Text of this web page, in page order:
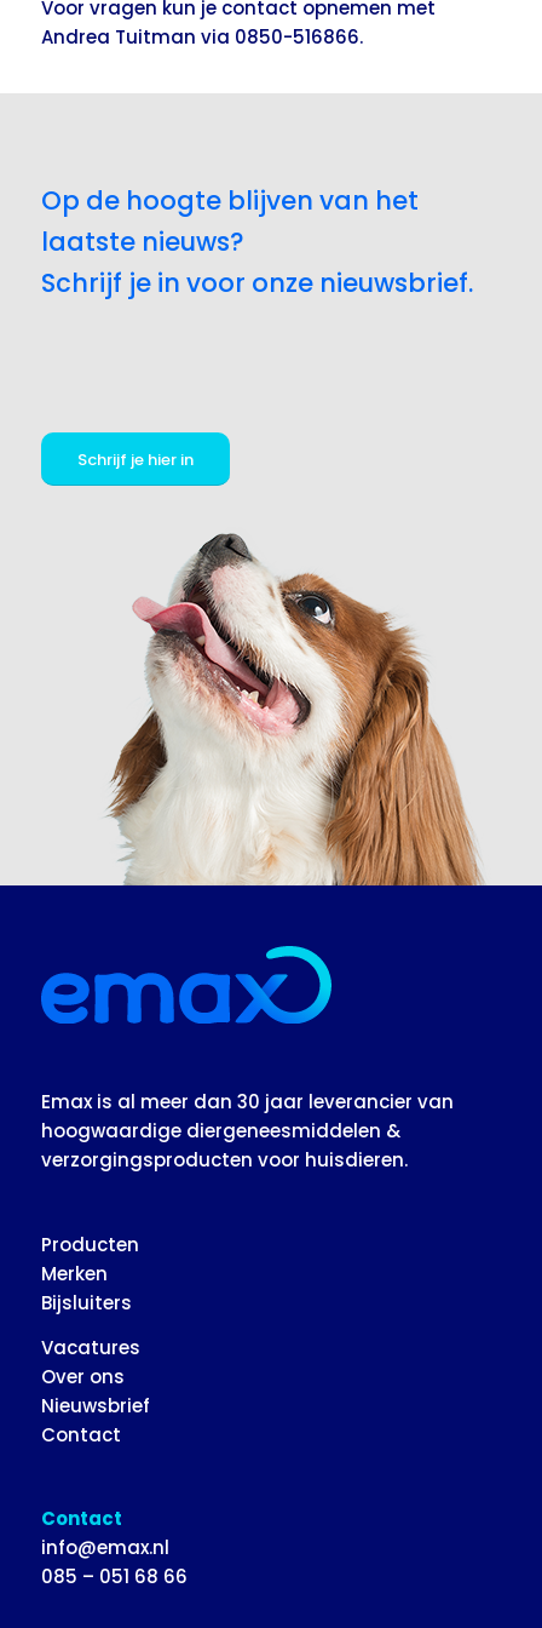
Voor vragen kun je contact opnemen met
Andrea Tuitman via 0850-516866.
Op de hoogte blijven van het
laatste nieuws?
Schrijf je in voor onze nieuwsbrief.
Schrijf je hier in
Emax is al meer dan 30 jaar leverancier van
hoogwaardige diergeneesmiddelen &
verzorgingsproducten voor huisdieren.
Producten
Merken
Bijsluiters
Vacatures
Over ons
Nieuwsbrief
Contact
Contact
info@emax.nl
085 – 051 68 66